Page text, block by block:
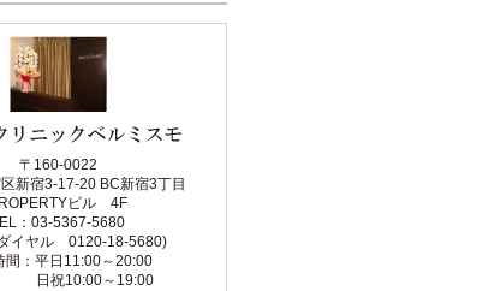
〒160-0022
新宿3-17-20 BC新宿3丁目
ビル 4F
：03-5367-5680
イヤル 0120-18-5680)
間：平日11:00～20:00
日祝10:00～19:00